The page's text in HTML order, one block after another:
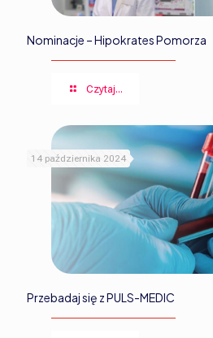
Nominacje – Hipokrates Pomorza
Czytaj...
14 października 2024
Przebadaj się z PULS-MEDIC